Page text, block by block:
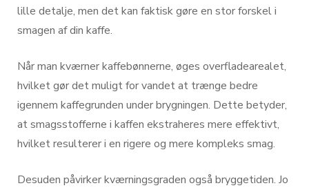
lille detalje, men det kan faktisk gøre en stor forskel i
smagen af din kaffe.
Når man kværner kaffebønnerne, øges overfladearealet,
hvilket gør det muligt for vandet at trænge bedre
igennem kaffegrunden under brygningen. Dette betyder,
at smagsstofferne i kaffen ekstraheres mere effektivt,
hvilket resulterer i en rigere og mere kompleks smag.
Desuden påvirker kværningsgraden også bryggetiden. Jo